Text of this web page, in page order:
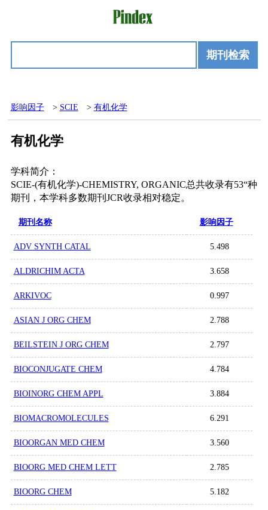
期刊检索
影响因子 > SCIE > 有机化学
有机化学
学科简介：
SCIE-(有机化学)-CHEMISTRY, ORGANIC总共收录有53“种
期刊，本学科多数期刊JCR收录相对稳定。
期刊名称 影响因子
ADV SYNTH CATAL 5.498
ALDRICHIM ACTA 3.658
ARKIVOC 0.997
ASIAN J ORG CHEM 2.788
BEILSTEIN J ORG CHEM 2.797
BIOCONJUGATE CHEM 4.784
BIOINORG CHEM APPL 3.884
BIOMACROMOLECULES 6.291
BIOORGAN MED CHEM 3.560
BIOORG MED CHEM LETT 2.785
BIOORG CHEM 5.182